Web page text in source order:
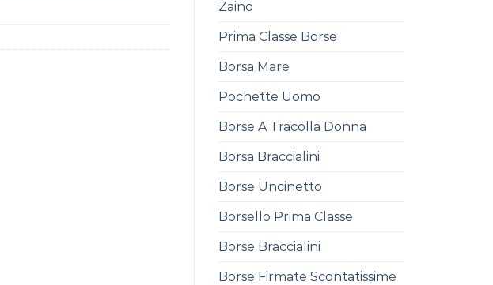
Zaino
Prima Classe Borse
Borsa Mare
Pochette Uomo
Borse A Tracolla Donna
Borsa Braccialini
Borse Uncinetto
Borsello Prima Classe
Borse Braccialini
Borse Firmate Scontatissime